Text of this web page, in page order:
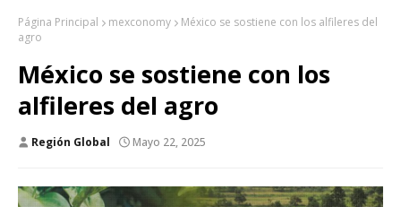
Página Principal mexconomy
México se sostiene con los alfileres del
agro
México se sostiene con los
alfileres del agro
Región Global Mayo 22, 2025